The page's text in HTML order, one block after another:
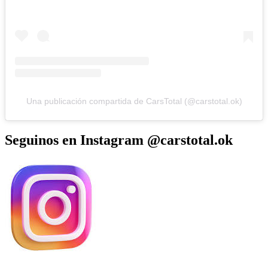
Una publicación compartida de CarsTotal (@carstotal.ok)
Seguinos en Instagram @carstotal.ok